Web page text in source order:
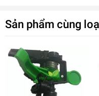
Sản phẩm cùng